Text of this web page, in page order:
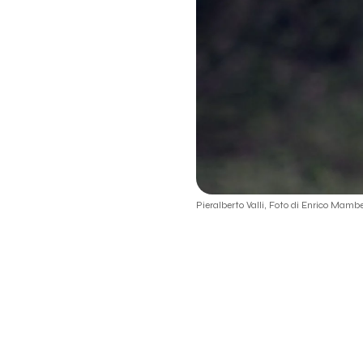
Pieralberto Valli, Foto di Enrico